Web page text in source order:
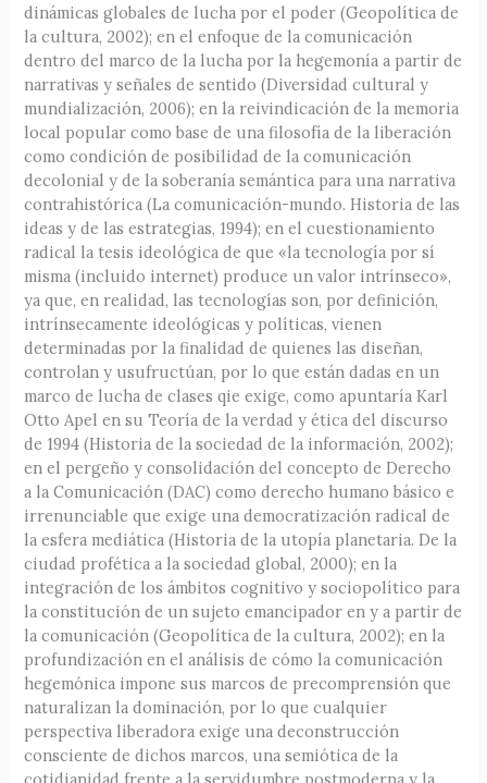
dinámicas globales de lucha por el poder (Geopolítica de
la cultura, 2002); en el enfoque de la comunicación
dentro del marco de la lucha por la hegemonía a partir de
narrativas y señales de sentido (Diversidad cultural y
mundialización, 2006); en la reivindicación de la memoria
local popular como base de una filosofía de la liberación
como condición de posibilidad de la comunicación
decolonial y de la soberanía semántica para una narrativa
contrahistórica (La comunicación-mundo. Historia de las
ideas y de las estrategias, 1994); en el cuestionamiento
radical la tesis ideológica de que «la tecnología por sí
misma (incluido internet) produce un valor intrínseco»,
ya que, en realidad, las tecnologías son, por definición,
intrínsecamente ideológicas y políticas, vienen
determinadas por la finalidad de quienes las diseñan,
controlan y usufructúan, por lo que están dadas en un
marco de lucha de clases qie exige, como apuntaría Karl
Otto Apel en su Teoría de la verdad y ética del discurso
de 1994 (Historia de la sociedad de la información, 2002);
en el pergeño y consolidación del concepto de Derecho
a la Comunicación (DAC) como derecho humano básico e
irrenunciable que exige una democratización radical de
la esfera mediática (Historia de la utopía planetaria. De la
ciudad profética a la sociedad global, 2000); en la
integración de los ámbitos cognitivo y sociopolítico para
la constitución de un sujeto emancipador en y a partir de
la comunicación (Geopolítica de la cultura, 2002); en la
profundización en el análisis de cómo la comunicación
hegemónica impone sus marcos de precomprensión que
naturalizan la dominación, por lo que cualquier
perspectiva liberadora exige una deconstrucción
consciente de dichos marcos, una semiótica de la